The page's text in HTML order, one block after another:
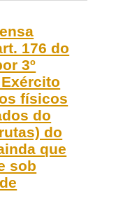
176 do
3º
físicos
do
do
que
sob